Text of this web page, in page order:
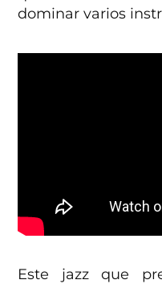
dominar varios
Este jazz que